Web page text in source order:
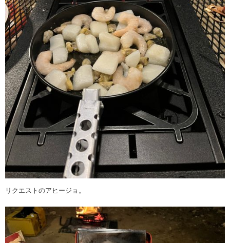
リクエストのアヒージョ。